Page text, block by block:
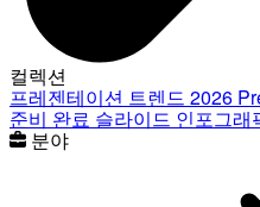
컬렉션
프레젠테이션 트렌드 2026
준비 완료 슬라이드 인포그래
분야